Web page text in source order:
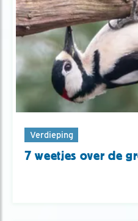
Verdieping
7 weetjes over de